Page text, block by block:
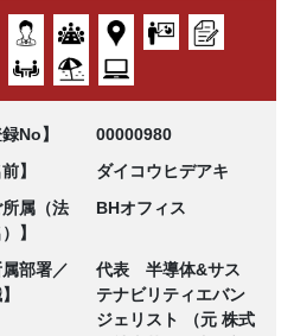
録No】
00000980
】
ダイコウヒデアキ
所属（法
】
BHオフィス
属部署／
代表 半導体&サス
テナビリティエバン
ジェリスト （元 株式